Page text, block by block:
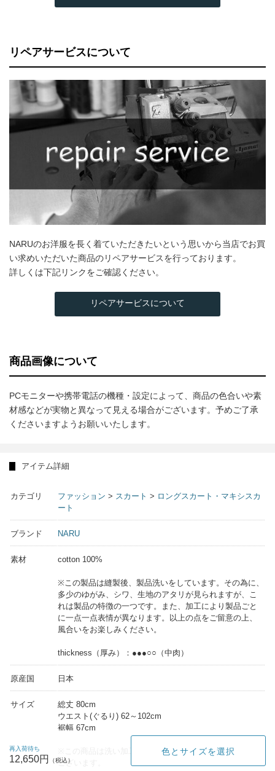
リペアサービスについて
NARUのお洋服を長く着ていただきたいという思いから当店でお買
い求めいただいた商品のリペアサービスを行っております。
詳しくは下記リンクをご確認ください。
リペアサービスについて
商品画像について
PCモニターや携帯電話の機種・設定によって、商品の色合いや素
材感などが実物と異なって見える場合がございます。予めご了承
くださいますようお願いいたします。
アイテム詳細
カテゴリ ファッション > スカート > ロングスカート・マキシスカ
ート
ブランド NARU
素材 cotton 100%
※この製品は縫製後、製品洗いをしています。その為に、
多少のゆがみ、シワ、生地のアタリが見られますが、こ
れは製品の特徴の一つです。また、加工により製品ごと
に一点一点表情が異なります。以上の点をご留意の上、
風合いをお楽しみください。
thickness（厚み）：●●●○○（中肉）
原産国 日本
サイズ
総丈 80cm
ウエスト(ぐるり) 62～102cm
裾幅 67cm
※この商品は洗い加工を施しているためサイズに個体差が
ございます。
再入荷待ち
12,650円
色とサイズを選択